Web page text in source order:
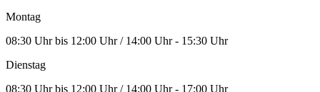
Montag
08:30 Uhr bis 12:00 Uhr / 14:00 Uhr - 15:30 Uhr
Dienstag
08:30 Uhr bis 12:00 Uhr / 14:00 Uhr - 17:00 Uhr